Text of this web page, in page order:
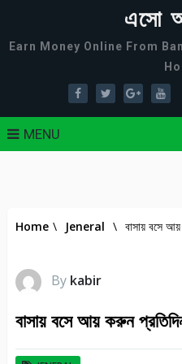
এসো
Earn Money Online From
MENU
Home \ Jeneral \ বাসায় বসে
By kabir
বাসায় বসে আয় করুন